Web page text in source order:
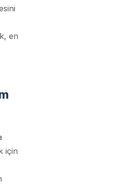
en
için